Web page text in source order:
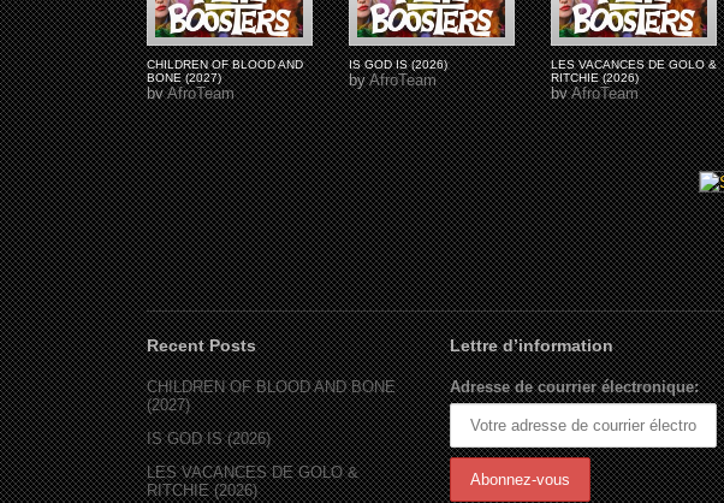
CHILDREN OF BLOOD AND
BONE (2027)
byAfroTeam
IS GOD IS (2026)
byAfroTeam
LES VACANCES DE GOLO &
RITCHIE (2026)
byAfroTeam
Recent Posts
CHILDREN OF BLOOD AND BONE
(2027)
IS GOD IS (2026)
LES VACANCES DE GOLO &
RITCHIE (2026)
Lettre d’information
Adresse de courrier électronique: